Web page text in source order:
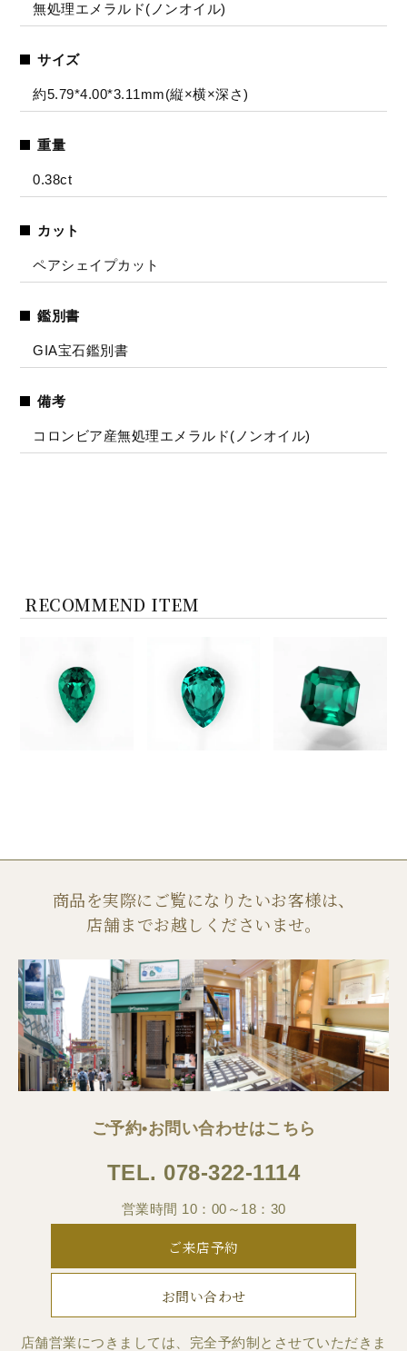
無処理エメラルド(ノンオイル)
サイズ
約5.79*4.00*3.11mm(縦×横×深さ)
重量
0.38ct
カット
ペアシェイプカット
鑑別書
GIA宝石鑑別書
備考
コロンビア産無処理エメラルド(ノンオイル)
RECOMMEND ITEM
商品を実際にご覧になりたいお客様は、
店舗までお越しくださいませ。
ご予約•お問い合わせはこちら
TEL. 078-322-1114
営業時間 10：00～18：30
ご来店予約
お問い合わせ
店舗営業につきましては、完全予約制とさせていただきま